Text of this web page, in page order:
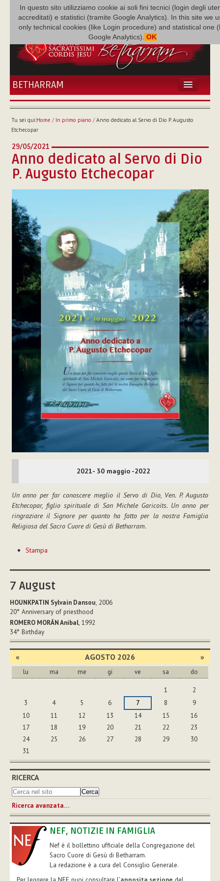
In questo sito utilizziamo cookie ai soli fini tecnici (login degli
accreditati) e statistici (tramite Google Analytics). In this site we
only technical cookies (like Login procedure) and statistical one
Google Analytics). OK
BETHARRAM
HOME
BÉTHARRAM
MISSIONE
NEF
MEDIATECA
Tu sei qui:Home / In primo piano / Anno dedicato al Servo di Dio P. Augusto
Etchecopar
29/05/2021
Anno dedicato al Servo di Dio
P. Augusto Etchecopar
2021- 30 maggio -2022
Un anno per far conoscere meglio il Servo di Dio, Ven. P. Augusto
Etchecopar, figlio spirituale di San Michele Garicoïts. Un anno per
ringraziare il Signore per quanto ha fatto per la nostra Famiglia
Religiosa del Sacro Cuore di Gesù di Betharram.
sul
Stampa
7 August
HOUNKPATIN Sylvain Dansou, 2006
20° Anniversary of priesthood
ROMERO MORÁN Anibal, 1992
34° Birthday
« AGOSTO 2026 »
lu ma me gi ve sa do
1
2
3
4 5 6 7 8
9
10
11 12 13 14 15
16
17
18 19 20 21 22
23
24
25 26 27 28 29
30
31
RICERCA
Ricerca avanzata…
NEF, NOTIZIE IN FAMIGLIA
Nef è il bollettino ufficiale della Congregazione del
Sacro Cuore di Gesù di Betharram.
La redazione è a cura del Consiglio Generale.